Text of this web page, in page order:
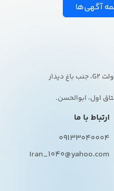
آگهی‌ها
اول، ابوالحسن.
ارتباط با ما
09133040004
Iran_1040@yahoo.com